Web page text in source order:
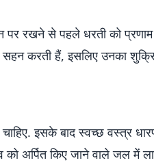
पर रखने से पहले धरती को
सहन करती हैं, इसलिए उनका
इसके बाद स्वच्छ वस्त्र
अर्पित किए जाने वाले जल में